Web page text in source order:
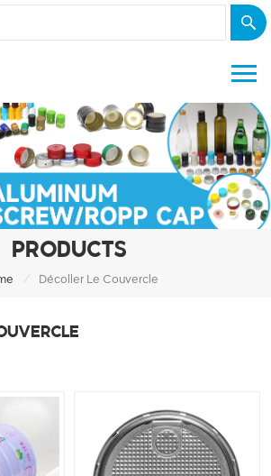
PRODUCTS
/ Décoller Le Couvercle